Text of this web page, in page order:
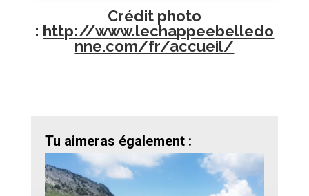
Crédit photo
: http://www.lechappeebelledo
nne.com/fr/accueil/
Tu aimeras également :